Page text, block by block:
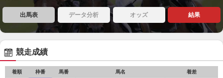
出馬表 データ分析 オッズ 結果
競走成績
着順 枠番 馬番 馬名 着差